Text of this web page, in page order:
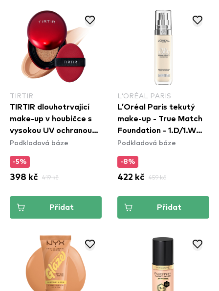
TIRTIR
TIRTIR dlouhotrvající
make-up v houbičce s
vysokou UV ochranou
(mini) - Mask Fit Red
Hazel
Podkladová báze
-5%
398 kč 419 kč
Přidat
L’ORÉAL PARIS
L’Oréal Paris tekutý
make-up - True Match
Foundation - 1.D/1.W
Golden Ivory
Podkladová báze
-8%
422 kč 459 kč
Přidat